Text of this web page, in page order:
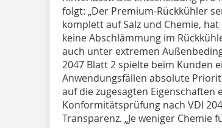
folgt: „Der Premium-Rückkühler
komplett auf Salz und Chemie,
keine Abschlämmung im
auch unter extremen
2047 Blatt 2 spielte beim Kunden
Anwendungsfällen absolute
auf die zugesagten Eigenschaften
Konformitätsprüfung nach VDI
Transparenz. „Je weniger